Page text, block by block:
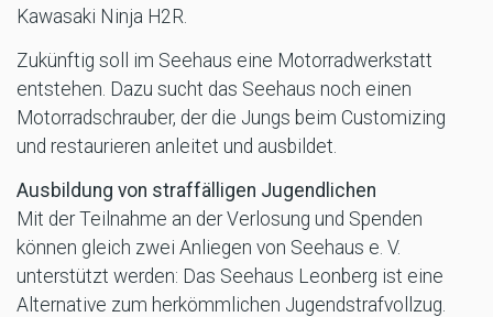
Kawasaki Ninja H2R.
Zukünftig soll im Seehaus eine Motorradwerkstatt
entstehen. Dazu sucht das Seehaus noch einen
Motorradschrauber, der die Jungs beim Customizing
und restaurieren anleitet und ausbildet.
Ausbildung von straffälligen Jugendlichen
Mit der Teilnahme an der Verlosung und Spenden
können gleich zwei Anliegen von Seehaus e. V.
unterstützt werden: Das Seehaus Leonberg ist eine
Alternative zum herkömmlichen Jugendstrafvollzug.